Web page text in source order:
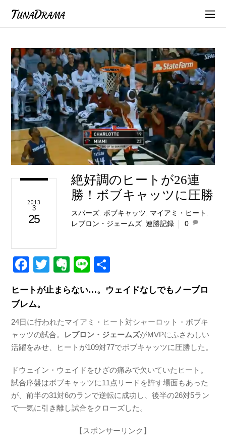
TunaDrama
2013
3
25
絶好調のヒートが26連
勝！ボブキャッツに圧勝
スパーズ ,ボブキャッツ マイアミ・ヒート
レブロン・ジェームズ ,連勝記録 0
F
c
e
b
o
k
T
wi
tt
E
er
ot
e
Li
e
ヒートが止まらない…。ウェイドなしでもノープロ
ブレム。
24日に行われたマイアミ・ヒート対シャーロット・ボブキ
ャッツの試合。 レブロン・ジェームズがMVPにふさわしい
活躍をみせ、ヒートが109対77でボブキャッツに圧勝した。
ドウェイン・ウェイドをひざの痛みで欠いていたヒート。
試合序盤はボブキャッツに11点リードを許す場面もあった
が、前半の31対6のランで逆転に成功し、後半の26対5ラン
で一気に引き離し試合をクローズした。
【スポンサーリンク】